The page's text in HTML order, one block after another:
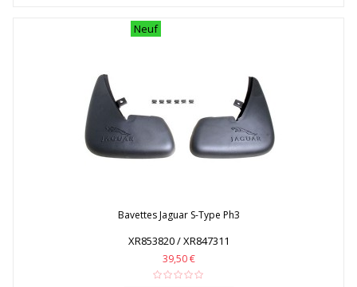
Neuf
Bavettes Jaguar S-Type Ph3
XR853820 / XR847311
39,50 €